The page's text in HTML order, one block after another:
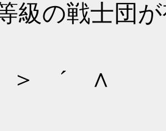
級の戦士団
´ ∧